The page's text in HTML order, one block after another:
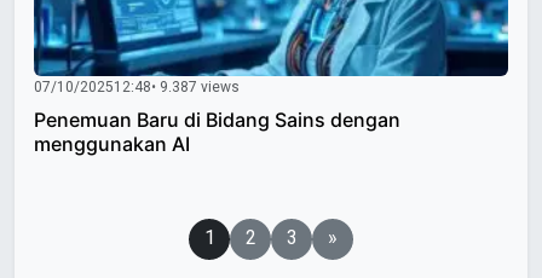
07/10/202512:48• 9.387 views
Penemuan Baru di Bidang Sains dengan
menggunakan AI
1 2 3 »